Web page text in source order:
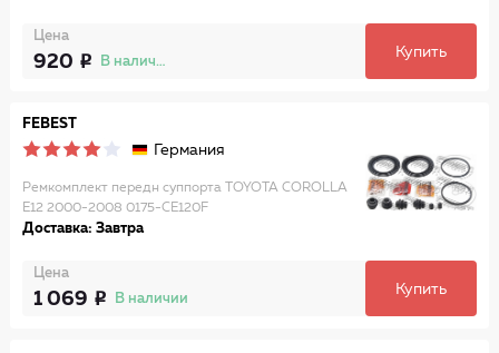
Цена
920 В наличии
Купить
FEBEST
Германия
Ремкомплект передн суппорта TOYOTA COROLLA
E12 2000-2008 0175-CE120F
Доставка: Завтра
Цена
1 069 В наличии
Купить